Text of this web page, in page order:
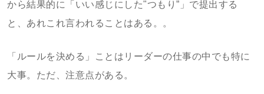
から結果的に「いい感じにした"つもり”」で提出する
と、あれこれ言われることはある。。
「ルールを決める」ことはリーダーの仕事の中でも特に
大事。ただ、注意点がある。